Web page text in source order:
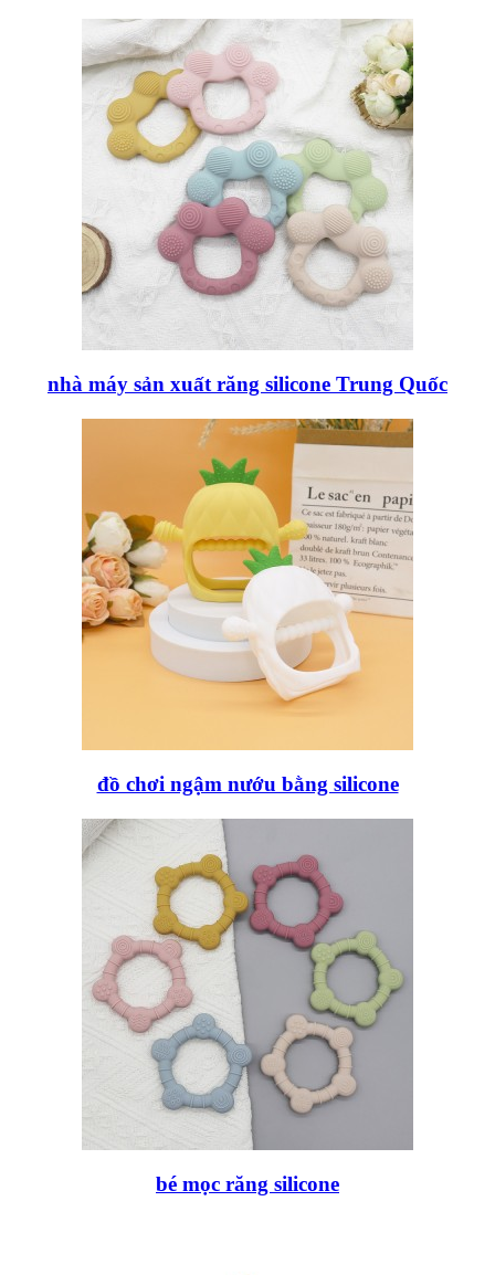
nhà máy sản xuất răng silicone Trung Quốc
đồ chơi ngậm nướu bằng silicone
bé mọc răng silicone